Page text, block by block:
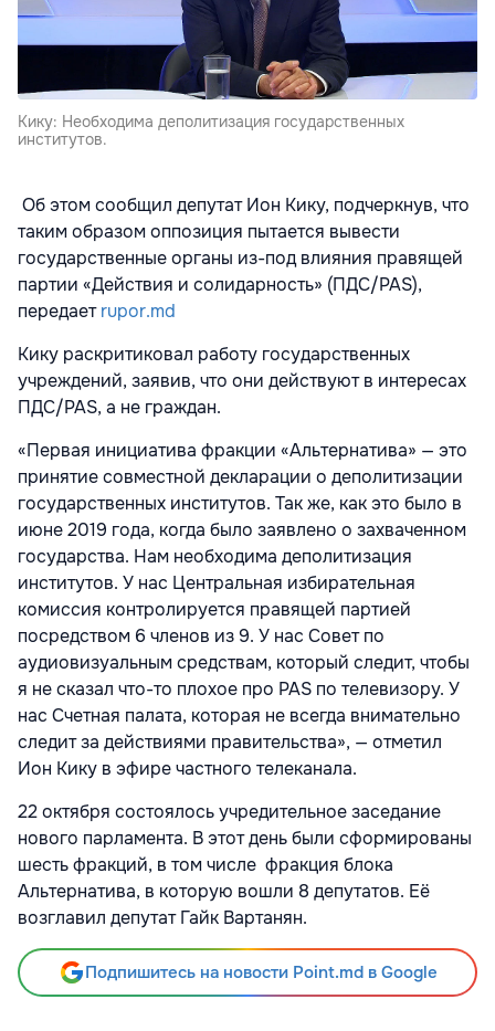
Кику: Необходима деполитизация государственных
институтов.
Об этом сообщил депутат Ион Кику, подчеркнув, что
таким образом оппозиция пытается вывести
государственные органы из-под влияния правящей
партии «Действия и солидарность» (ПДС/PAS),
передаетrupor.md
Кику раскритиковал работу государственных
учреждений, заявив, что они действуют в интересах
ПДС/PAS, а не граждан.
«Первая инициатива фракции «Альтернатива» — это
принятие совместной декларации о деполитизации
государственных институтов. Так же, как это было в
июне 2019 года, когда было заявлено о захваченном
государства. Нам необходима деполитизация
институтов. У нас Центральная избирательная
комиссия контролируется правящей партией
посредством 6 членов из 9. У нас Совет по
аудиовизуальным средствам, который следит, чтобы
я не сказал что-то плохое про PAS по телевизору. У
нас Счетная палата, которая не всегда внимательно
следит за действиями правительства», — отметил
Ион Кику в эфире частного телеканала.
22 октября состоялось учредительное заседание
нового парламента. В этот день были сформированы
шесть фракций, в том числе фракция блока
Альтернатива, в которую вошли 8 депутатов. Её
возглавил депутат Гайк Вартанян.
Подпишитесь на новости Point.md в Google